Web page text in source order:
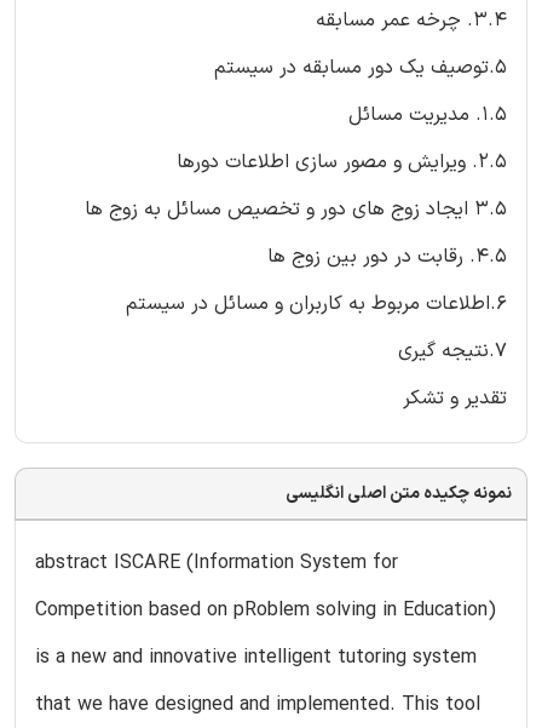
3.4. چرخه عمر مسابقه
5.توصیف یک دور مسابقه در سیستم
1.5. مدیریت مسائل
2.5. ویرایش و مصور سازی اطلاعات دورها
3.5 ایجاد زوج های دور و تخصیص مسائل به زوج ها
4.5. رقابت در دور بین زوج ها
6.اطلاعات مربوط به کاربران و مسائل در سیستم
7.نتیجه گیری
تقدیر و تشکر
نمونه چکیده متن اصلی انگلیسی
abstract ISCARE (Information System for
Competition based on pRoblem solving in Education)
is a new and innovative intelligent tutoring system
that we have designed and implemented. This tool